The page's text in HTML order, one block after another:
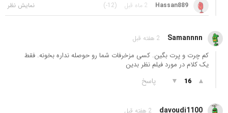
Hassan889 2 ماه قبل (-12)
Samannnn 2 هفته قبل
کم چرت و پرت بگین. کسی مزخرفات شما رو حوصله نداره بخونه. فقط
یک کلام در مورد فیلم نظر بدین
▲
16
▼ پاسخ
davoudi1100 2 هفته قبل